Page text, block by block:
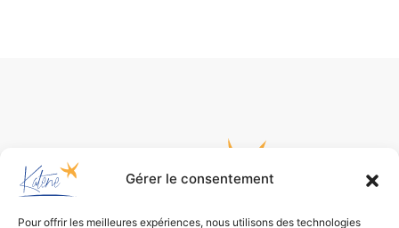
Gérer le consentement
Pour offrir les meilleures expériences, nous utilisons des technologies